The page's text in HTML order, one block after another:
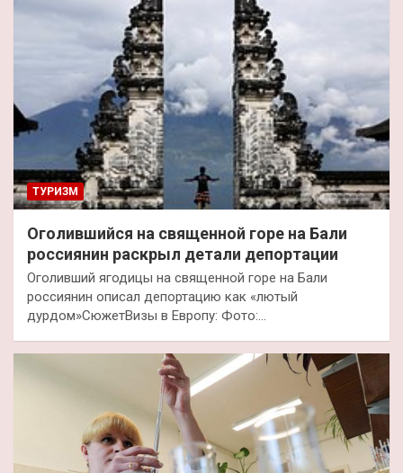
ТУРИЗМ
Оголившийся на священной горе на Бали
россиянин раскрыл детали депортации
Оголивший ягодицы на священной горе на Бали
россиянин описал депортацию как «лютый
дурдом»СюжетВизы в Европу: Фото:…